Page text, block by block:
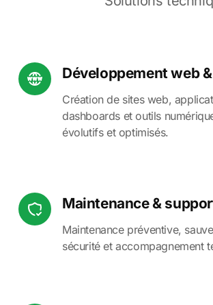
Développement web
Création de sites web,
dashboards et outils
évolutifs et optimisés.
Maintenance &
Maintenance préventive,
sécurité et accompagnement